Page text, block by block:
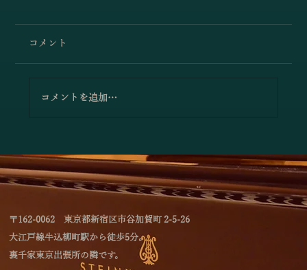
ョイントコンサート」のお知らせ
コメント
コメントを追加…
〒162-0062 東京都新宿区市谷加賀町 2-5-26
大江戸線牛込柳町駅から徒歩5分。
裏千家東京出張所の隣です。